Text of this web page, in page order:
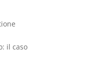
il caso